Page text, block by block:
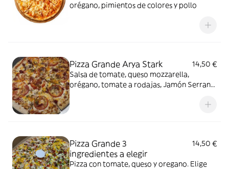
orégano, pimientos de colores y pollo
Pizza Grande Arya Stark
14,50 €
Salsa de tomate, queso mozzarella,
orégano, tomate a rodajas, Jamón Serrano
Pizza Grande 3
ingredientes a elegir
14,50 €
Pizza con tomate, queso y oregano. Elige